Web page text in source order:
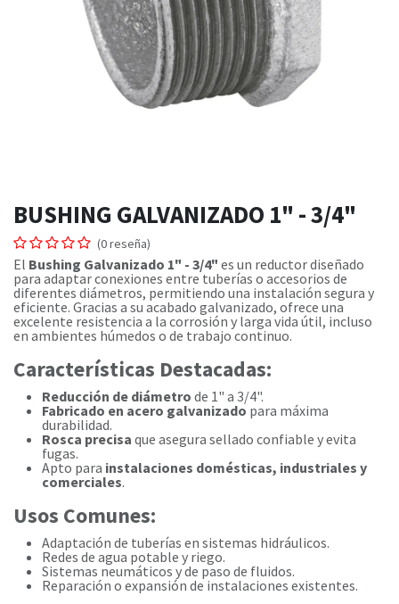
BUSHING GALVANIZADO 1" - 3/4"
(0 reseña)
El Bushing Galvanizado 1" - 3/4" es un reductor diseñado
para adaptar conexiones entre tuberías o accesorios de
diferentes diámetros, permitiendo una instalación segura y
eficiente. Gracias a su acabado galvanizado, ofrece una
excelente resistencia a la corrosión y larga vida útil, incluso
en ambientes húmedos o de trabajo continuo.
Características Destacadas:
Reducción de diámetro de 1" a 3/4".
Fabricado en acero galvanizado para máxima
durabilidad.
Rosca precisa que asegura sellado confiable y evita
fugas.
Apto para instalaciones domésticas, industriales y
comerciales.
Usos Comunes:
Adaptación de tuberías en sistemas hidráulicos.
Redes de agua potable y riego.
Sistemas neumáticos y de paso de fluidos.
Reparación o expansión de instalaciones existentes.